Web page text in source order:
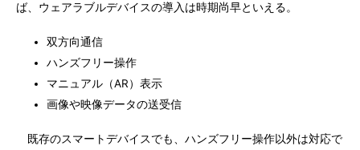
ば、ウェアラブルデバイスの導入は時期尚早といえる。
双方向通信
ハンズフリー操作
マニュアル（AR）表示
画像や映像データの送受信
既存のスマートデバイスでも、ハンズフリー操作以外は対応で